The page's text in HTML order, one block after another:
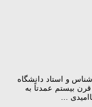
و استاد دانشگاه
بیستم عمدتاً به
...